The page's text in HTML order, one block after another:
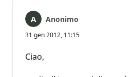
Anonimo
31 gen 2012, 11:15
Ciao,